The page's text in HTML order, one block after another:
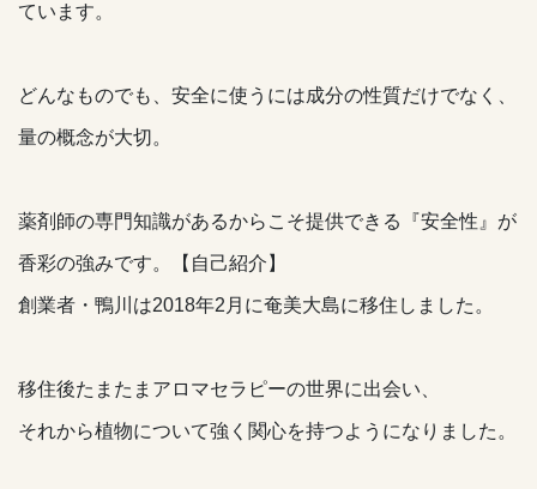
ています。
どんなものでも、安全に使うには成分の性質だけでなく、
量の概念が大切。
薬剤師の専門知識があるからこそ提供できる『安全性』が
香彩の強みです。【自己紹介】
創業者・鴨川は2018年2月に奄美大島に移住しました。
移住後たまたまアロマセラピーの世界に出会い、
それから植物について強く関心を持つようになりました。